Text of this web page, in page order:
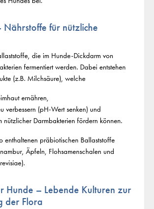
für nützliche
die im Hunde-Dickdarm von
fermentiert werden. Dabei entstehen
(z.B. Milchsäure), welche
ernähren,
verbessern (pH-Wert senken) und
nützlicher Darmbakterien fördern können.
enthaltenen präbiotischen Ballaststoffe
Äpfeln, Flohsamenschalen und
Hunde – Lebende Kulturen zur
der Flora